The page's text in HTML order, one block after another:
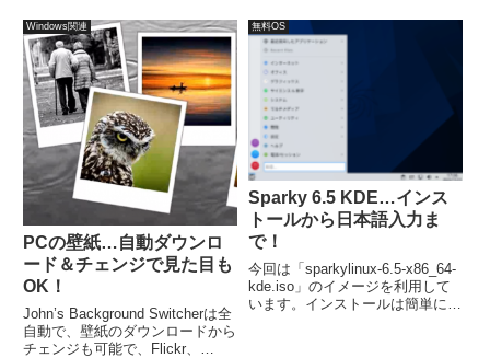
項目が若干多めですが、勝手に進
むところもあり手間はほぼ変わり
ません。また、再起動後は日本語
入力できるようになっていまし
た。
202102190910.iso」ファイルを
利用しています。
Windows関連
PCの壁紙…自動ダウンロ
ード＆チェンジで見た目も
OK！
John’s Background Switcherは全
自動で、壁紙のダウンロードから
チェンジも可能で、Flickr、
無料OS
Sparky 6.5 KDE…インス
トールから日本語入力ま
で！
今回は「sparkylinux-6.5-x86_64-
kde.iso」のイメージを利用して
います。インストールは簡単に完